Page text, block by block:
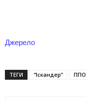
Джерело
ТЕГИ “Іскандер” ППО